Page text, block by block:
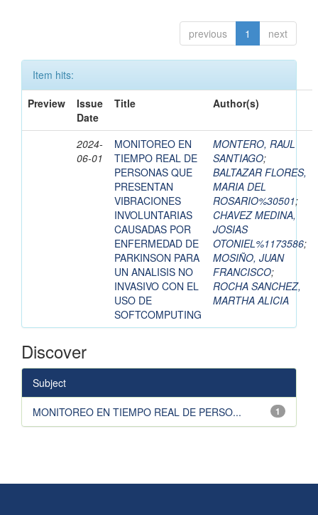
previous 1 next
Item hits:
Preview
Issue
Date
Title Author(s)
2024-
06-01
MONITOREO EN
TIEMPO REAL DE
PERSONAS QUE
PRESENTAN
VIBRACIONES
INVOLUNTARIAS
CAUSADAS POR
ENFERMEDAD DE
PARKINSON PARA
UN ANALISIS NO
INVASIVO CON EL
USO DE
SOFTCOMPUTING
MONTERO, RAUL
SANTIAGO;
BALTAZAR FLORES,
MARIA DEL
ROSARIO%30501;
CHAVEZ MEDINA,
JOSIAS
OTONIEL%1173586;
MOSIÑO, JUAN
FRANCISCO;
ROCHA SANCHEZ,
MARTHA ALICIA
Discover
Subject
1
MONITOREO EN TIEMPO REAL DE PERSO...